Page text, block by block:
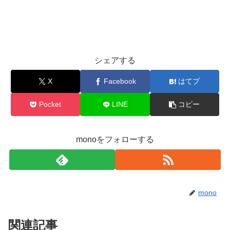
シェアする
X Facebook はてブ
Pocket LINE コピー
monoをフォローする
mono
関連記事